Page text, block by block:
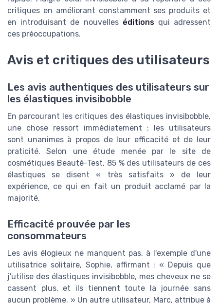
critiques en améliorant constamment ses produits et
en introduisant de nouvelles éditionsqui adressent
ces préoccupations.
Avis et critiques des utilisateurs
Les avis authentiques des utilisateurs sur
les élastiques invisibobble
En parcourant les critiques des élastiques invisibobble,
une chose ressort immédiatement : les utilisateurs
sont unanimes à propos de leur efficacité et de leur
praticité. Selon une étude menée par le site de
cosmétiques Beauté-Test, 85 % des utilisateurs de ces
élastiques se disent « très satisfaits » de leur
expérience, ce qui en fait un produit acclamé par la
majorité.
Efficacité prouvée par les
consommateurs
Les avis élogieux ne manquent pas, à l'exemple d'une
utilisatrice solitaire, Sophie, affirmant : « Depuis que
j'utilise des élastiques invisibobble, mes cheveux ne se
cassent plus, et ils tiennent toute la journée sans
aucun problème. » Un autre utilisateur, Marc, attribue à